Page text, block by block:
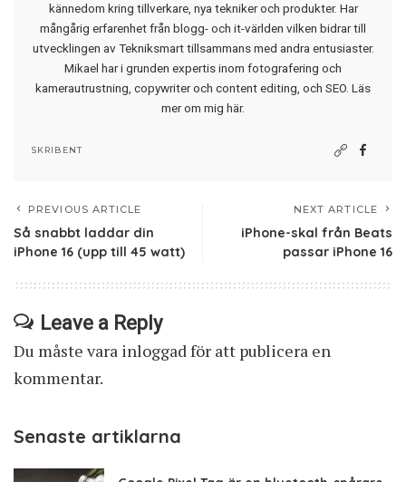
kännedom kring tillverkare, nya tekniker och produkter. Har
mångårig erfarenhet från blogg- och it-världen vilken bidrar till
utvecklingen av Tekniksmart tillsammans med andra entusiaster.
Mikael har i grunden expertis inom fotografering och
kamerautrustning, copywriter och content editing, och SEO. Läs
mer om mig här.
SKRIBENT
PREVIOUS ARTICLE
Så snabbt laddar din
iPhone 16 (upp till 45 watt)
NEXT ARTICLE
iPhone-skal från Beats
passar iPhone 16
Leave a Reply
Du måste vara inloggadför att publicera en
kommentar.
Senaste artiklarna